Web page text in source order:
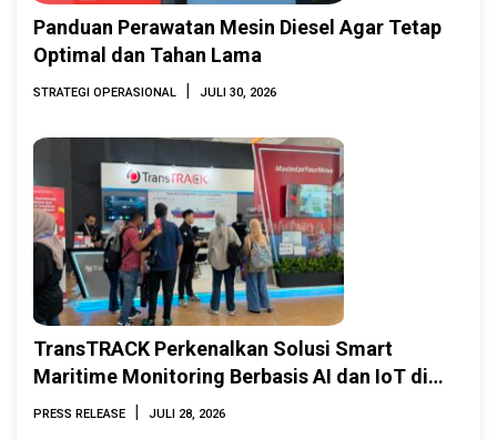
Panduan Perawatan Mesin Diesel Agar Tetap
Optimal dan Tahan Lama
STRATEGI OPERASIONAL | JULI 30, 2026
TransTRACK Perkenalkan Solusi Smart
Maritime Monitoring Berbasis AI dan IoT di
INAMARINE 2026
PRESS RELEASE | JULI 28, 2026